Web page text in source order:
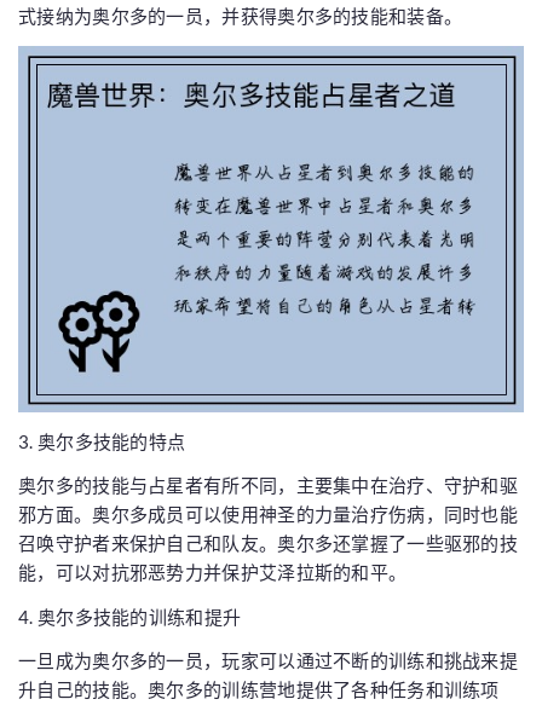
式接纳为奥尔多的一员，并获得奥尔多的技能和装备。
3. 奥尔多技能的特点
奥尔多的技能与占星者有所不同，主要集中在治疗、守护和驱
邪方面。奥尔多成员可以使用神圣的力量治疗伤病，同时也能
召唤守护者来保护自己和队友。奥尔多还掌握了一些驱邪的技
能，可以对抗邪恶势力并保护艾泽拉斯的和平。
4. 奥尔多技能的训练和提升
一旦成为奥尔多的一员，玩家可以通过不断的训练和挑战来提
升自己的技能。奥尔多的训练营地提供了各种任务和训练项